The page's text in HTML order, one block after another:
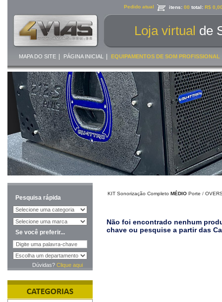
Pedido atual itens: 00 total: R$
Loja virtual de
MAPA DO SITE PÁGINA INICIAL EQUIPAMENTOS DE SOM PROFISSIONAL
Pesquisa rápida
Se você preferir...
Dúvidas? Clique aqui
KIT Sonorização Completo MÉDIO Porte /
Não foi encontrado nenhum
chave ou pesquise a partir das